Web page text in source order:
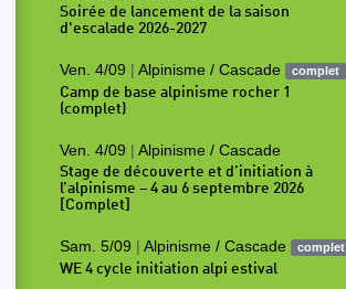
Soirée de lancement de la saison
d'escalade 2026-2027
Ven. 4/09 | Alpinisme / Cascade complet
Camp de base alpinisme rocher 1
(complet)
Ven. 4/09 | Alpinisme / Cascade
Stage de découverte et d’initiation à
l’alpinisme – 4 au 6 septembre 2026
[Complet]
Sam. 5/09 | Alpinisme / Cascade complet
WE 4 cycle initiation alpi estival